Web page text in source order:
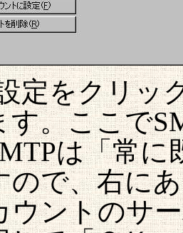
定をクリッ
す。ここで
は「常
ので、右に
ウントのサ